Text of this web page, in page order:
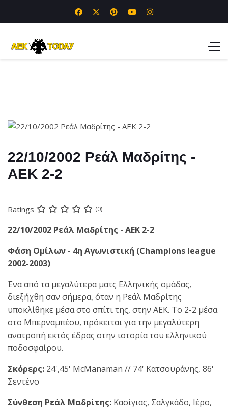
22/10/2002 Ρεάλ Μαδρίτης -
ΑΕΚ 2-2
Ratings (0)
22/10/2002 Ρεάλ Μαδρίτης - ΑΕΚ 2-2
Φάση Ομίλων - 4η Αγωνιστική (Champions league
2002-2003)
Ένα από τα μεγαλύτερα ματς Ελληνικής ομάδας,
διεξήχθη σαν σήμερα, όταν η Ρεάλ Μαδρίτης
υποκλίθηκε μέσα στο σπίτι της, στην ΑΕΚ. Το 2-2 μέσα
στο Μπερναμπέου, πρόκειται για την μεγαλύτερη
ανατροπή εκτός έδρας στην ιστορία του ελληνικού
ποδοσφαίρου.
Σκόρερς: 24',45' McManaman // 74' Κατσουράνης, 86'
Σεντένο
Σύνθεση Ρεάλ Μαδρίτης: Κασίγιας, Σαλγκάδο, Ιέρο,